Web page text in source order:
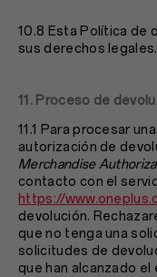
10.8 Esta Política de
sus derechos legales.
11. Proceso de
11.1 Para procesar
autorización de
Merchandise
contacto con el
https://
devolución.
que no tenga una
solicitudes de
que han alcanzado el